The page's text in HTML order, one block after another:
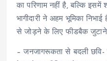
का परिणाम नहीं है, बल्कि इसमें
भागीदारी ने अहम भूमिका
से जोड़ने के लिए फीडबैक जुटाने
– जनजागरूकता से बदली‌ छवि-